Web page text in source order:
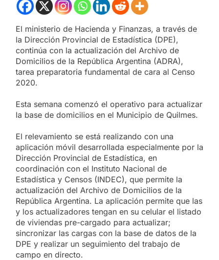
El ministerio de Hacienda y Finanzas, a través de
la Dirección Provincial de Estadística (DPE),
continúa con la actualización del Archivo de
Domicilios de la República Argentina (ADRA),
tarea preparatoria fundamental de cara al Censo
2020.
Esta semana comenzó el operativo para actualizar
la base de domicilios en el Municipio de Quilmes.
El relevamiento se está realizando con una
aplicación móvil desarrollada especialmente por la
Dirección Provincial de Estadística, en
coordinación con el Instituto Nacional de
Estadística y Censos (INDEC), que permite la
actualización del Archivo de Domicilios de la
República Argentina. La aplicación permite que las
y los actualizadores tengan en su celular el listado
de viviendas pre-cargado para actualizar;
sincronizar las cargas con la base de datos de la
DPE y realizar un seguimiento del trabajo de
campo en directo.